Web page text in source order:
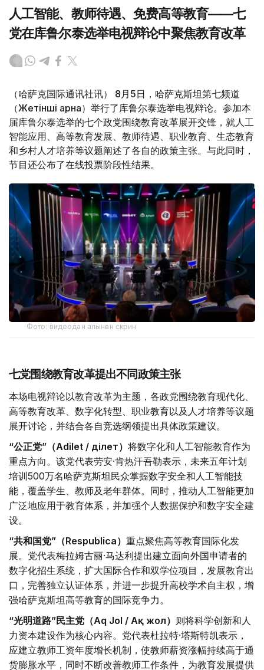
人工智能、教师待遇、免费高等教育——七
党在库鲁尔泰选举电视辩论中聚焦教育改革
（哈萨克国际通讯社讯） 8月5日，哈萨克斯坦第七频道
（Жетінші арна）举行了库鲁尔泰选举电视辩论。参加本
届库鲁尔泰选举的七个政党围绕教育改革展开交锋，就人工
智能应用、高等教育发展、教师待遇、职业教育、生态教育
和乡村人才培养等议题阐述了各自的政策主张。与此同时，
节目还公布了在线投票阶段性结果。
Фото: видеодан алынған скрин
七党围绕教育改革提出不同政策主张
本场电视辩论以教育改革为主题，各政党围绕教育现代化、
高等教育改革、数字化转型、职业教育以及人才培养等议题
展开讨论，并结合各自竞选纲领提出具体政策建议。
“公正党”（Adilet / Әділет） 将数字化和人工智能教育作为
重点方向。该党代表劳安·肯热汗吾勒表示，未来五年计划
培训500万名哈萨克斯坦民众掌握数字安全和人工智能技
能，覆盖学生、教师及老年群体。同时，推动人工智能更加
广泛地应用于教育体系，并加强个人数据保护和数字安全建
设。
“共和国党”（Respublica） 重点聚焦高等教育国际化发
展。党代表梅拉姆古丽·马达利提出建立面向外国申请者的
数字化招生系统，扩大国际合作和双学位项目，发展教育出
口，完善独立认证体系，并进一步提升高校学术自主权，增
强哈萨克斯坦高等教育的国际竞争力。
“光明道路”民主党（Aq Jol / Ақ жол） 则将科学创新和人
力资本建设作为核心内容。党代表杜拉特·塔斯特凯表示，
应建立教师工资年度增长机制，使教师薪资涨幅持续高于通
货膨胀水平，同时不断改善教师工作条件，为教育发展提供